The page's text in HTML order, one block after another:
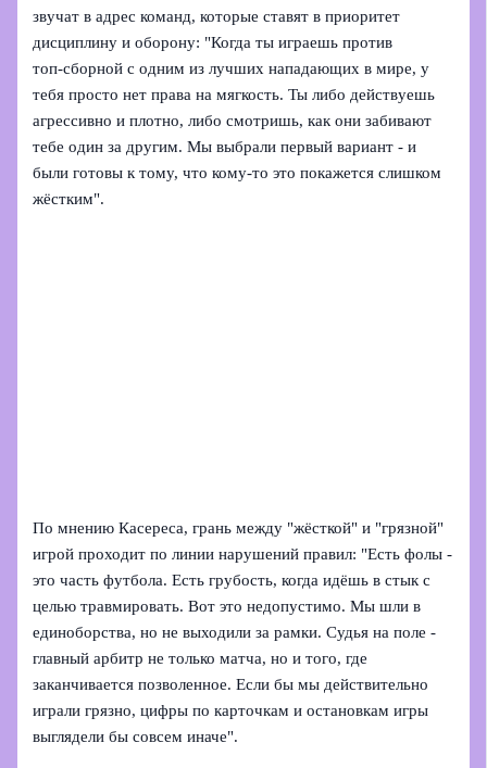
звучат в адрес команд, которые ставят в приоритет
дисциплину и оборону: "Когда ты играешь против
топ‑сборной с одним из лучших нападающих в мире, у
тебя просто нет права на мягкость. Ты либо действуешь
агрессивно и плотно, либо смотришь, как они забивают
тебе один за другим. Мы выбрали первый вариант - и
были готовы к тому, что кому‑то это покажется слишком
жёстким".
По мнению Касереса, грань между "жёсткой" и "грязной"
игрой проходит по линии нарушений правил: "Есть фолы -
это часть футбола. Есть грубость, когда идёшь в стык с
целью травмировать. Вот это недопустимо. Мы шли в
единоборства, но не выходили за рамки. Судья на поле -
главный арбитр не только матча, но и того, где
заканчивается позволенное. Если бы мы действительно
играли грязно, цифры по карточкам и остановкам игры
выглядели бы совсем иначе".